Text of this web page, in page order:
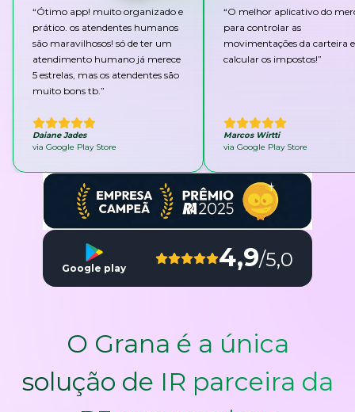
“Ótimo app! muito organizado e
prático. os atendentes humanos
são maravilhosos! só de ter um
atendimento humano já merece
5 estrelas, mas os atendentes são
muito bons tb.”
Daiane Jades
via Google Play Store
“O melhor aplicativo do
para controlar as
movimentações da carteira e
calcular os impostos!”
Marcos Wirtti
via Google Play Store
Google play 4,9/5,0
O Grana é a única
solução de IR parceira da